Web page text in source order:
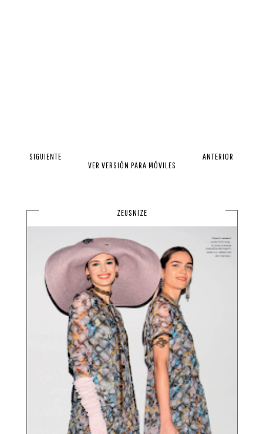
SIGUIENTE
ANTERIOR
VER VERSIÓN PARA MÓVILES
ZEUSNIZE